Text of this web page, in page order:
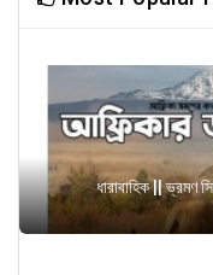
ধারাবাহিক || ভ্রমণ